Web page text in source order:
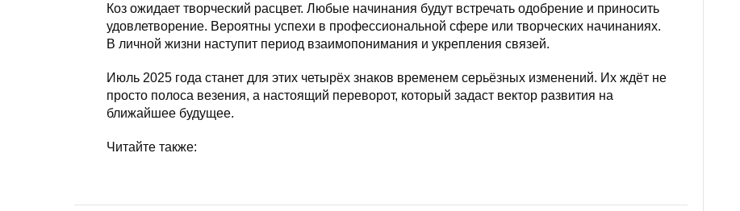
Коз ожидает творческий расцвет. Любые начинания будут встречать одобрение и приносить
удовлетворение. Вероятны успехи в профессиональной сфере или творческих начинаниях.
В личной жизни наступит период взаимопонимания и укрепления связей.
Июль 2025 года станет для этих четырёх знаков временем серьёзных изменений. Их ждёт не
просто полоса везения, а настоящий переворот, который задаст вектор развития на
ближайшее будущее.
Читайте также: